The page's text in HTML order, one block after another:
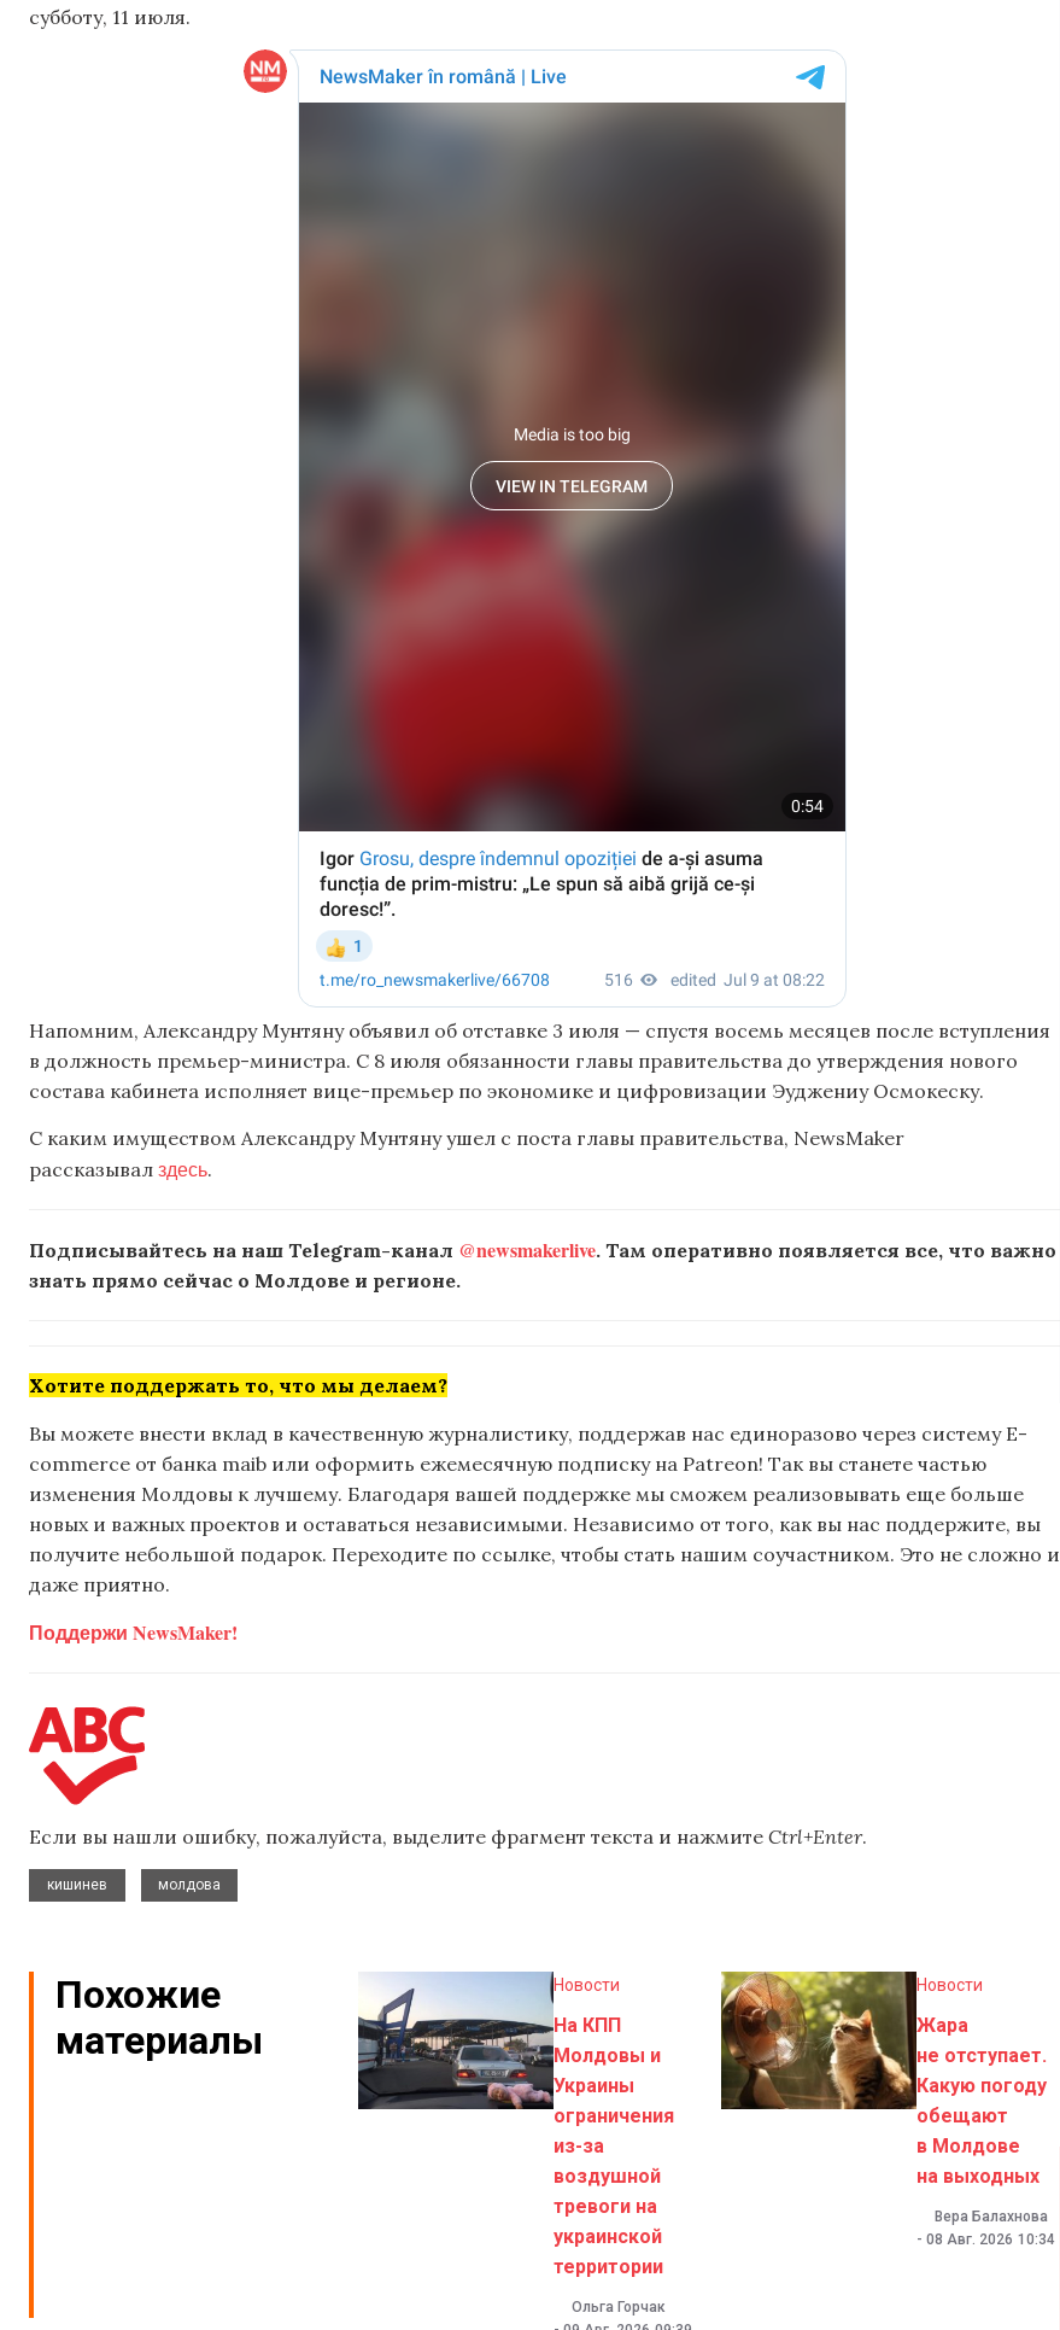
субботу, 11 июля.
Напомним, Александру Мунтяну объявил об отставке 3 июля — спустя восемь месяцев после вступления
в должность премьер-министра. С 8 июля обязанности главы правительства до утверждения нового
состава кабинета исполняет вице-премьер по экономике и цифровизации Эуджениу Осмокеску.
С каким имуществом Александру Мунтяну ушел с поста главы правительства, NewsMaker
рассказывал здесь.
Подписывайтесь на наш Telegram-канал @newsmakerlive. Там оперативно появляется все, что важно
знать прямо сейчас о Молдове и регионе.
Хотите поддержать то, что мы делаем?
Вы можете внести вклад в качественную журналистику, поддержав нас единоразово через систему E-
commerce от банка maib или оформить ежемесячную подписку на Patreon! Так вы станете частью
изменения Молдовы к лучшему. Благодаря вашей поддержке мы сможем реализовывать еще больше
новых и важных проектов и оставаться независимыми. Независимо от того, как вы нас поддержите, вы
получите небольшой подарок. Переходите по ссылке, чтобы стать нашим соучастником. Это не сложно и
даже приятно.
Поддержи NewsMaker!
Если вы нашли ошибку, пожалуйста, выделите фрагмент текста и нажмите Ctrl+Enter.
кишинев
молдова
Похожие
материалы
Новости
На КПП
Молдовы и
Украины
ограничения
из-за
воздушной
тревоги на
украинской
территории
Ольга Горчак
Новости
Жара
не отступает.
Какую погоду
обещают
в Молдове
на выходных
Вера Балахнова
- 08 Авг. 2026 10:34